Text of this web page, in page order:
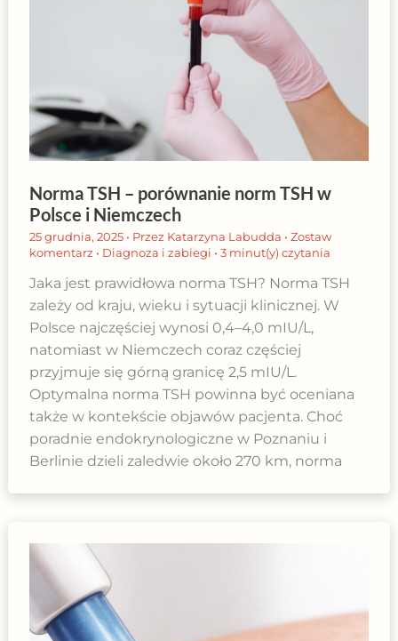
Norma TSH – porównanie norm TSH w
Polsce i Niemczech
25 grudnia, 2025 • Przez Katarzyna Labudda • Zostaw
komentarz • Diagnoza i zabiegi • 3 minut(y) czytania
Jaka jest prawidłowa norma TSH? Norma TSH
zależy od kraju, wieku i sytuacji klinicznej. W
Polsce najczęściej wynosi 0,4–4,0 mIU/L,
natomiast w Niemczech coraz częściej
przyjmuje się górną granicę 2,5 mIU/L.
Optymalna norma TSH powinna być oceniana
także w kontekście objawów pacjenta. Choć
poradnie endokrynologiczne w Poznaniu i
Berlinie dzieli zaledwie około 270 km, norma